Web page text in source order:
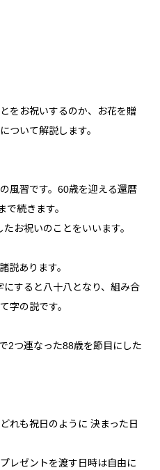
をお祝いするのか、お花を贈
ついて解説します。
風習です。60歳を迎える還暦
続きます。
お祝いのことをいいます。
説あります。
すると八十八となり、組み合
字の説です。
2つ連なった88歳を節目にした
れも祝日のように 決まった日
レゼントを渡す日時は自由に